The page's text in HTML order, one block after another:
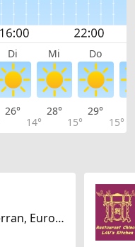
Di Mi Do
26°
14°
28°
15°
29°
15°
Italienisch, Mediterran, Europäisch